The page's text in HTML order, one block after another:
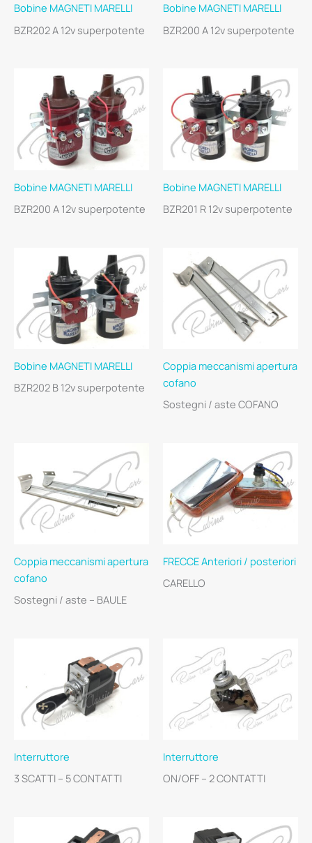
Bobine MAGNETI MARELLI
BZR202 A 12v superpotente
Bobine MAGNETI MARELLI
BZR200 A 12v superpotente
Bobine MAGNETI MARELLI
BZR200 A 12v superpotente
Bobine MAGNETI MARELLI
BZR201 R 12v superpotente
Bobine MAGNETI MARELLI
BZR202 B 12v superpotente
Coppia meccanismi apertura
cofano
Sostegni / aste COFANO
Coppia meccanismi apertura
cofano
Sostegni / aste – BAULE
FRECCE Anteriori / posteriori
CARELLO
Interruttore
3 SCATTI – 5 CONTATTI
Interruttore
ON/OFF – 2 CONTATTI